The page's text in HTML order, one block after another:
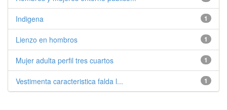
1
Indigena
1
Lienzo en hombros
1
Mujer adulta perfil tres cuartos
1
Vestimenta caracteristica falda l...